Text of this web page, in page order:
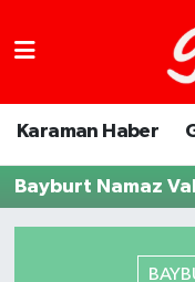
Karaman Haber
Bayburt Namaz